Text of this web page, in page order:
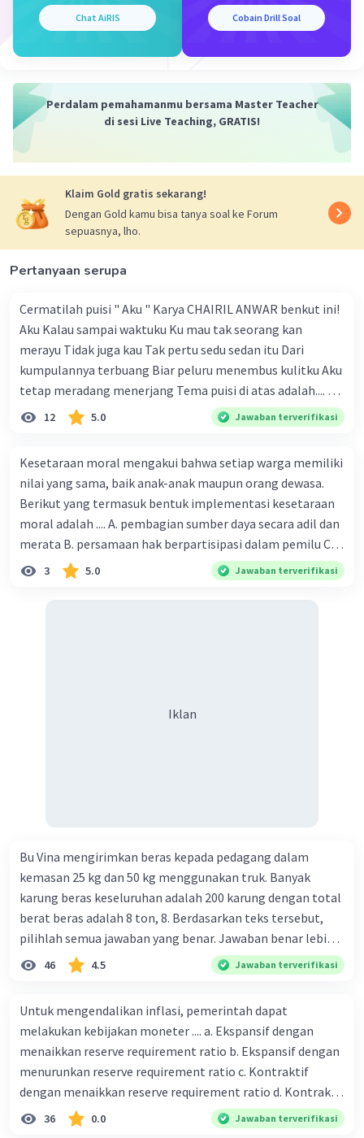
Chat AiRIS Cobain Drill Soal
Perdalam pemahamanmu bersama Master Teacher
di sesi Live Teaching, GRATIS!
Klaim Gold gratis sekarang!
Dengan Gold kamu bisa tanya soal ke Forum
sepuasnya, lho.
Pertanyaan serupa
Cermatilah puisi " Aku " Karya CHAIRIL ANWAR benkut ini!
Aku Kalau sampai waktuku Ku mau tak seorang kan
merayu Tidak juga kau Tak pertu sedu sedan itu Dari
kumpulannya terbuang Biar peluru menembus kulitku Aku
tetap meradang menerjang Tema puisi di atas adalah.... A.
ketekunan dan kemauan seseorang dalam
memperjuangan hak dirinya B. kemauan untuk hidup
mendapatkan cinta sejati D. seseorang yang tidak mau
diganggu oleh siapapun E. kepasrahan kepada keadaan
yang sedang terjadi
12 5.0 Jawaban terverifikasi
Kesetaraan moral mengakui bahwa setiap warga memiliki
nilai yang sama, baik anak-anak maupun orang dewasa.
Berikut yang termasuk bentuk implementasi kesetaraan
moral adalah .... A. pembagian sumber daya secara adil dan
merata B. persamaan hak berpartisipasi dalam pemilu C.
menghargai pendapat orang lain D. menerapkan hukum
secara adil E. merendahkan status orang lain
3 5.0 Jawaban terverifikasi
Iklan
Bu Vina mengirimkan beras kepada pedagang dalam
kemasan 25 kg dan 50 kg menggunakan truk. Banyak
karung beras keseluruhan adalah 200 karung dengan total
berat beras adalah 8 ton, 8. Berdasarkan teks tersebut,
pilihlah semua jawaban yang benar. Jawaban benar lebih
dari satu. Banyak karung beras kemasan 25 kg adalah 50
buah. Banyak karung beras kemasan 50 kg adalah 150
ton. Perbandingan berat beras kemasan 25 kg dan 50 kg
dalam truk adalah 1: 3. 9. Berdasarkan teks tersebut, jika
biaya setiap beras karung kecil adalah Rp7.500 dan karung
besar Rp14.000, berapakah biaya angkut semua beras yang
harus dibayar oleh Bu Vina? A. Rp2.540.000 C. Rp2.312.000 B.
Rp2.475.000 D. Rp2.280.000
46 4.5 Jawaban terverifikasi
Untuk mengendalikan inflasi, pemerintah dapat
melakukan kebijakan moneter .... a. Ekspansif dengan
menaikkan reserve requirement ratio b. Ekspansif dengan
menurunkan reserve requirement ratio c. Kontraktif
dengan menaikkan reserve requirement ratio d. Kontraktif
dengan menurunkan reserve requirement ratio e.
Ekspansif dengan menaikkan tingkat diskonto Bila Bank
36 0.0 Jawaban terverifikasi